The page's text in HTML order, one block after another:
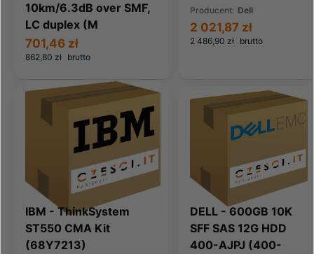
10km/6.3dB over SMF,
LC duplex (M
862,80 zł brutto
701,46 zł
Producent: Dell
2 486,90 zł brutto
2 021,87 zł
IBM - ThinkSystem
ST550 CMA Kit
(68Y7213)
DELL - 600GB 10K
SFF SAS 12G HDD
400-AJPJ (400-